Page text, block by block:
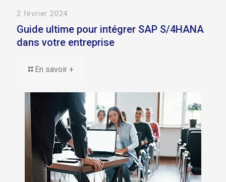
2 février 2024
Guide ultime pour intégrer SAP S/4HANA
dans votre entreprise
En savoir +